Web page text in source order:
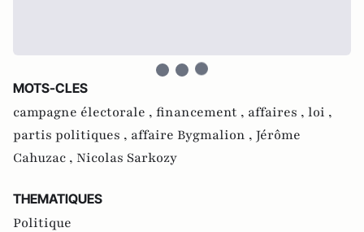
MOTS-CLES
campagne électorale , financement , affaires , loi ,
partis politiques , affaire Bygmalion , Jérôme
Cahuzac , Nicolas Sarkozy
THEMATIQUES
Politique